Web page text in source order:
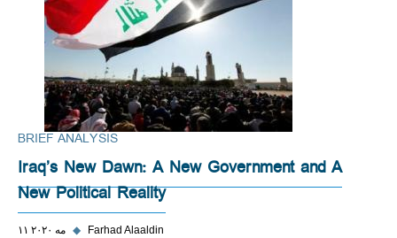
BRIEF ANALYSIS
Iraq’s New Dawn: A New Government and A
New Political Reality
۱۱ مه ۲۰۲۰ ◆ Farhad Alaaldin